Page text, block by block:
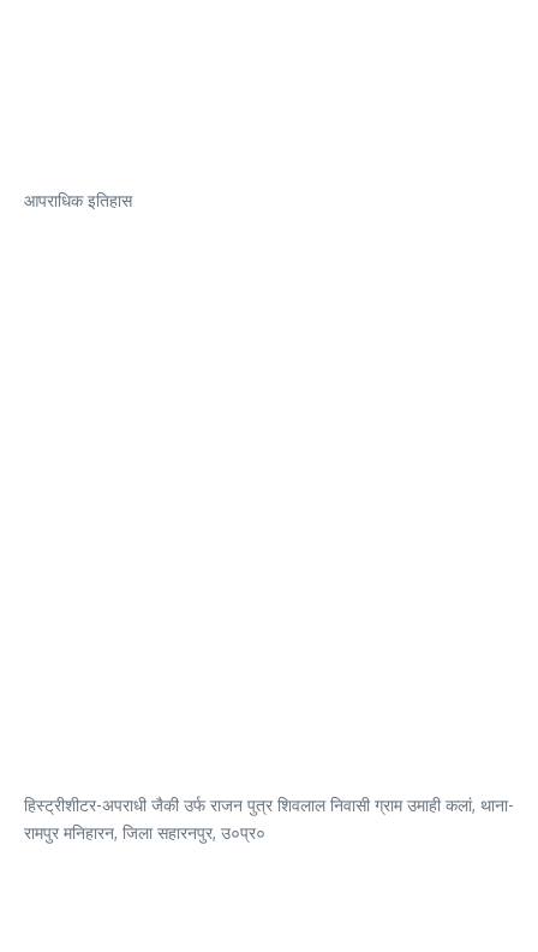
आपराधिक इतिहास
हिस्ट्रीशीटर-अपराधी जैकी उर्फ राजन पुत्र शिवलाल निवासी ग्राम उमाही कलां, थाना-
रामपुर मनिहारन, जिला सहारनपुर, उ०प्र०